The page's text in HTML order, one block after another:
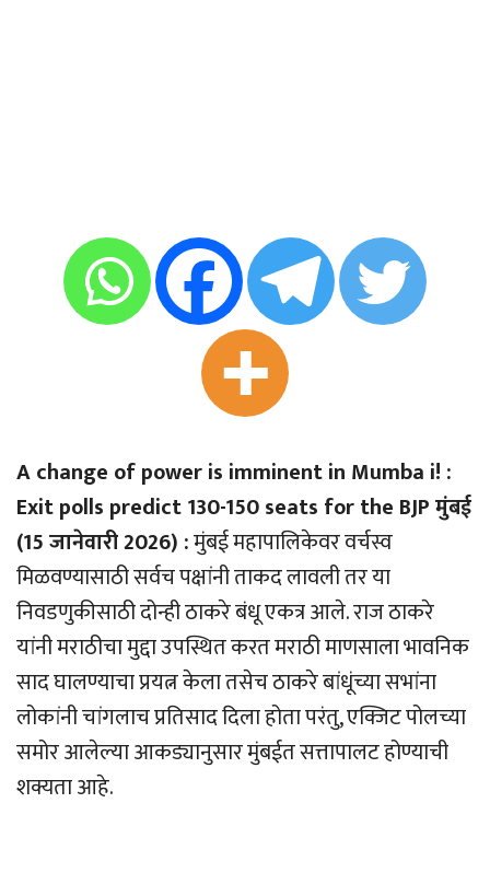
A change of power is imminent in Mumba i! :
Exit polls predict 130-150 seats for the BJP मुंबई
(15 जानेवारी 2026) :मुंबई महापालिकेवर वर्चस्व
मिळवण्यासाठी सर्वच पक्षांनी ताकद लावली तर या
निवडणुकीसाठी दोन्ही ठाकरे बंधू एकत्र आले. राज ठाकरे
यांनी मराठीचा मुद्दा उपस्थित करत मराठी माणसाला भावनिक
साद घालण्याचा प्रयत्न केला तसेच ठाकरे बांधूंच्या सभांना
लोकांनी चांगलाच प्रतिसाद दिला होता परंतु, एक्जिट पोलच्या
समोर आलेल्या आकड्यानुसार मुंबईत सत्तापालट होण्याची
शक्यता आहे.